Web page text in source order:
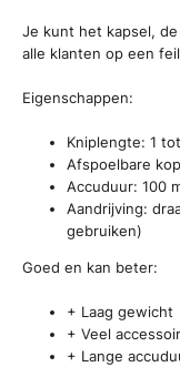
Je kunt het kapsel,
alle klanten op een
Eigenschappen:
Kniplengte: 1
Afspoelbare
Accuduur: 100
Aandrijving:
gebruiken)
Goed en kan beter:
+ Laag gewicht
+ Veel
+ Lange